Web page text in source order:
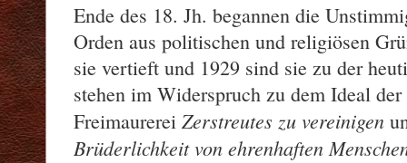
Ende des 18. Jh. begannen die
Orden aus politischen und religiösen
sie vertieft und 1929 sind sie zu der
stehen im Widerspruch zu dem Ideal
Freimaurerei Zerstreutes zu vereinigen
Brüderlichkeit von ehrenhaften